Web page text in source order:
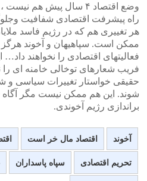
وضع اقتصاد ۴ سال پیش هم
راه پیشرفت اقتصادی شفافیت
هر تغییری هم که در رژیم فاسد
ممکن است. سپاهیهان و آخوند
فعالیتهای اقتصادی را نخواهند
فریب شعارهای توخالی خامنه ای
حقیقی خواستار تغییرات سیاسی و
شوند. این هم ممکن نیست مگر آگاه
براندازی رژیم آخوندی.
آخوند اقتصاد مال خر است
تحریم اقتصادی سپاه پاسداران